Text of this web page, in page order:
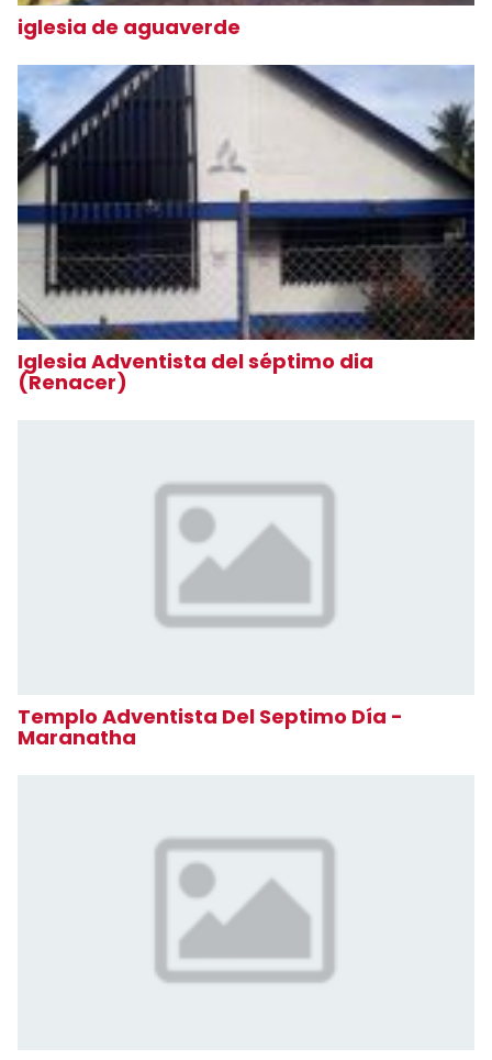
iglesia de aguaverde
Iglesia Adventista del séptimo dia
(Renacer)
Templo Adventista Del Septimo Día -
Maranatha